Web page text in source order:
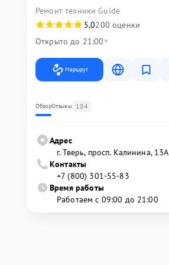
Ремонт техники Guide
5,0200 оценки
Открыто до 21:00
Маршрут
ОбзорОтзывы 184
Адрес
г. Тверь, просп. Калинина, 13А
Контакты
+7 (800) 301-55-83
Время работы
Работаем с 09:00 до 21:00